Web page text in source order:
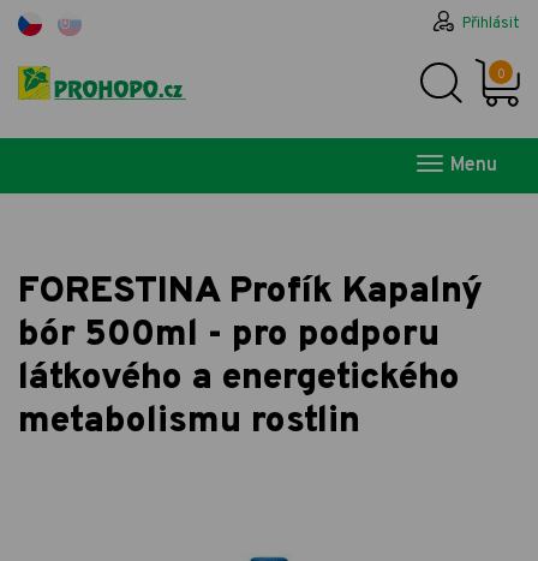
Přihlásit
0
Menu
FORESTINA Profík Kapalný
bór 500ml - pro podporu
látkového a energetického
metabolismu rostlin